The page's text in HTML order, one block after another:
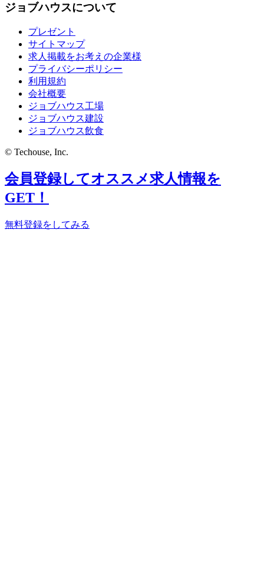
ジョブハウスについて
プレゼント
サイトマップ
求人掲載をお考えの企業様
プライバシーポリシー
利用規約
会社概要
ジョブハウス工場
ジョブハウス建設
ジョブハウス飲食
© Techouse, Inc.
会員登録してオススメ求人情報を
GET！
無料登録をしてみる